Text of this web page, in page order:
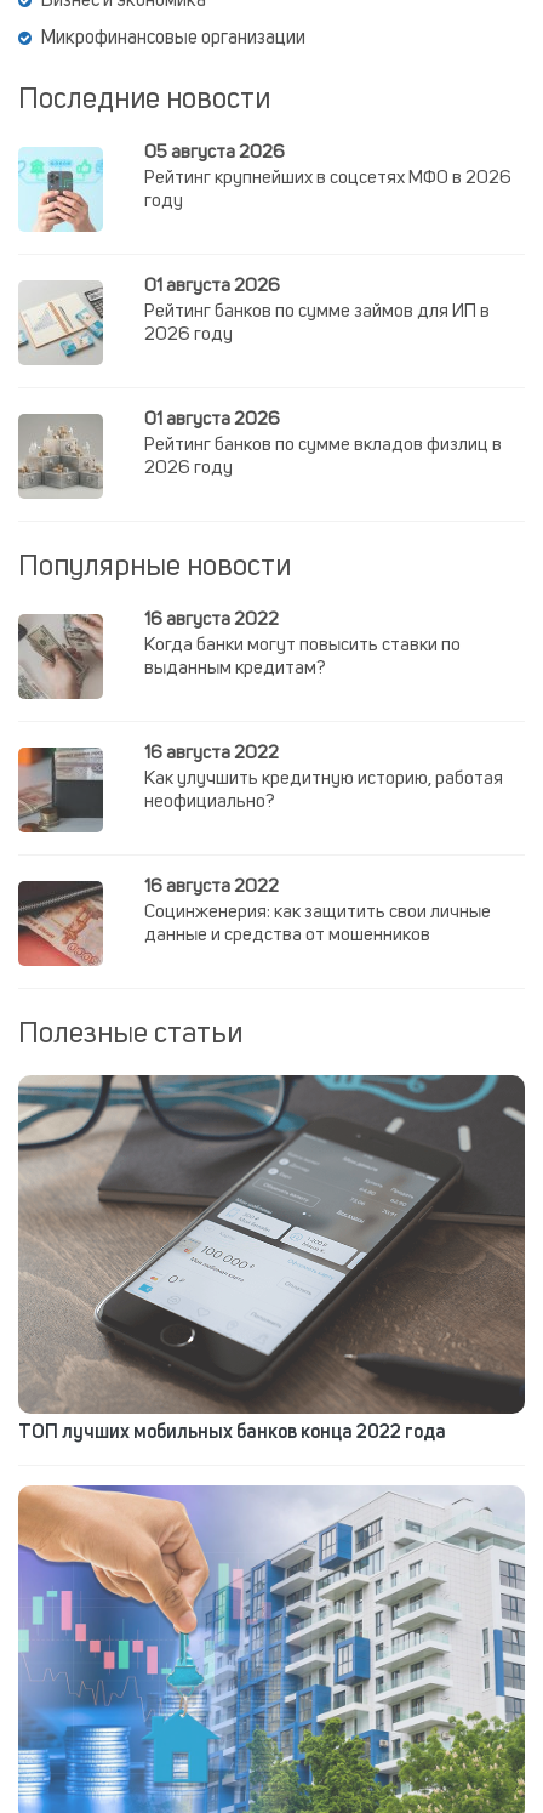
Микрофинансовые организации
Последние новости
05 августа 2026
Рейтинг крупнейших в соцсетях МФО в 2026
году
01 августа 2026
Рейтинг банков по сумме займов для ИП в
2026 году
01 августа 2026
Рейтинг банков по сумме вкладов физлиц в
2026 году
Популярные новости
16 августа 2022
Когда банки могут повысить ставки по
выданным кредитам?
16 августа 2022
Как улучшить кредитную историю, работая
неофициально?
16 августа 2022
Социнженерия: как защитить свои личные
данные и средства от мошенников
Полезные статьи
ТОП лучших мобильных банков конца 2022 года